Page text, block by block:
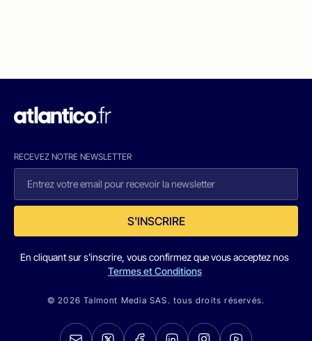
RECEVEZ NOTRE NEWSLETTER
S'INSCRIRE
En cliquant sur s'inscrire, vous confirmez que vous acceptez nos
Termes et Conditions
© 2026 Talmont Media SAS. tous droits réservés.